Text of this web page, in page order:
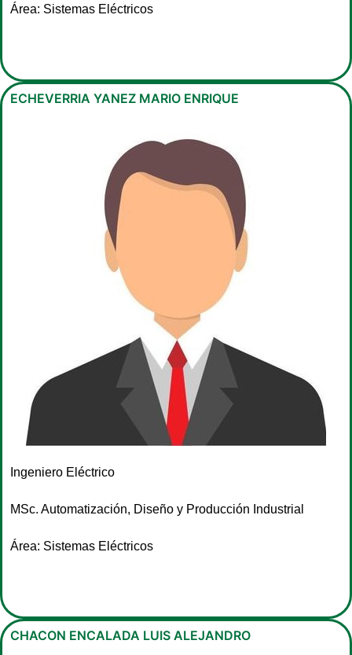
Área: Sistemas Eléctricos
ECHEVERRIA YANEZ MARIO ENRIQUE
Ingeniero Eléctrico
MSc. Automatización, Diseño y Producción Industrial
Área: Sistemas Eléctricos
CHACON ENCALADA LUIS ALEJANDRO